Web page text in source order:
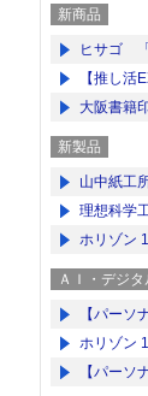
新商品
ヒサゴ
【推し活
大阪書籍
新製品
山中紙工
理想科学
ホリゾン
ＡＩ・デジタ
【パー
ホリゾン
【パーソ